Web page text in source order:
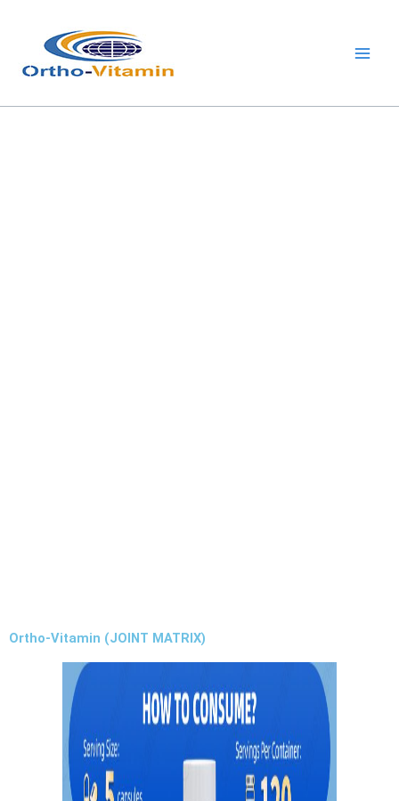
Ortho-Vitamin (JOINT MATRIX)